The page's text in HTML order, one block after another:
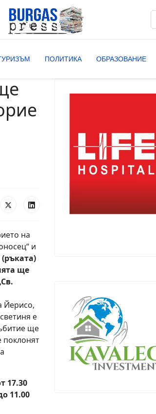
ПОЛИТИКА ОБРАЗОВАНИЕ
на
и
ще
Йерисо,
е
ще
поклонят
17.30
11.00